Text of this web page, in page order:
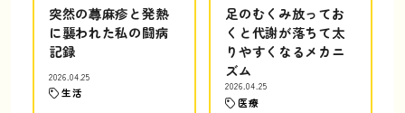
突然の蕁麻疹と発熱
に襲われた私の闘病
記録
2026.04.25
生活
足のむくみ放ってお
くと代謝が落ちて太
りやすくなるメカニ
ズム
2026.04.25
医療